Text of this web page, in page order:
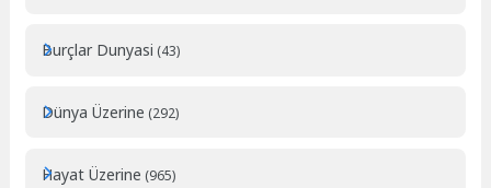
Burçlar Dunyasi (43)
Dünya Üzerine (292)
Hayat Üzerine (965)